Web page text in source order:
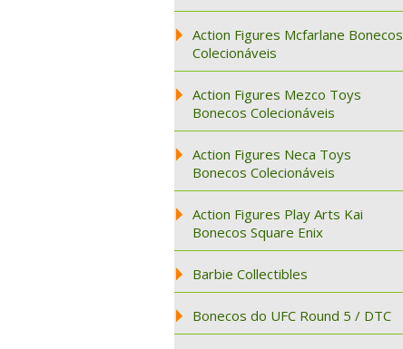
Action Figures Mcfarlane Bonecos
Colecionáveis
Action Figures Mezco Toys
Bonecos Colecionáveis
Action Figures Neca Toys
Bonecos Colecionáveis
Action Figures Play Arts Kai
Bonecos Square Enix
Barbie Collectibles
Bonecos do UFC Round 5 / DTC